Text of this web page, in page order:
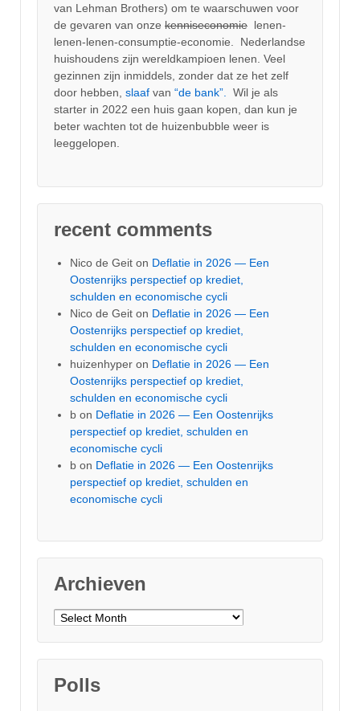
van Lehman Brothers) om te waarschuwen voor
de gevaren van onze kenniseconomie lenen-
lenen-lenen-consumptie-economie. Nederlandse
huishoudens zijn wereldkampioen lenen. Veel
gezinnen zijn inmiddels, zonder dat ze het zelf
door hebben, slaaf van “de bank”.
Wil je als
starter in 2022 een huis gaan kopen, dan kun je
beter wachten tot de huizenbubble weer is
leeggelopen.
recent comments
Nico de Geit on Deflatie in 2026 — Een
Oostenrijks perspectief op krediet,
schulden en economische cycli
Nico de Geit on Deflatie in 2026 — Een
Oostenrijks perspectief op krediet,
schulden en economische cycli
huizenhyper on Deflatie in 2026 — Een
Oostenrijks perspectief op krediet,
schulden en economische cycli
b on Deflatie in 2026 — Een Oostenrijks
perspectief op krediet, schulden en
economische cycli
b on Deflatie in 2026 — Een Oostenrijks
perspectief op krediet, schulden en
economische cycli
Archieven
Archieven
Polls